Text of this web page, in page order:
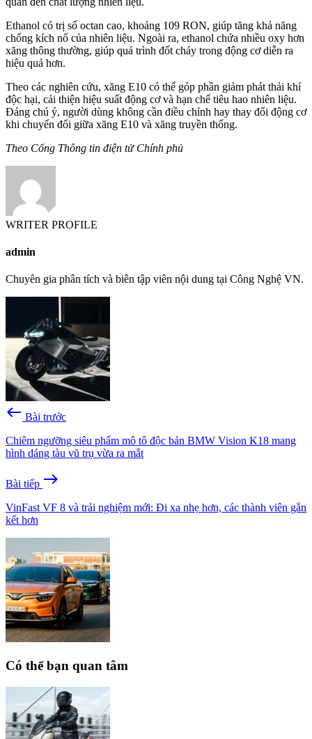
Ethanol có trị số octan cao, khoảng 109 RON, giúp tăng khả năng
chống kích nổ của nhiên liệu. Ngoài ra, ethanol chứa nhiều oxy hơn
xăng thông thường, giúp quá trình đốt cháy trong động cơ diễn ra
hiệu quả hơn.
Theo các nghiên cứu, xăng E10 có thể góp phần giảm phát thải khí
độc hại, cải thiện hiệu suất động cơ và hạn chế tiêu hao nhiên liệu.
Đáng chú ý, người dùng không cần điều chỉnh hay thay đổi động cơ
khi chuyển đổi giữa xăng E10 và xăng truyền thống.
Theo Cổng Thông tin điện tử Chính phủ
WRITER PROFILE
admin
Chuyên gia phân tích và biên tập viên nội dung tại Công Nghệ VN.
west Bài trước
Chiêm ngưỡng siêu phẩm mô tô độc bản BMW Vision K18 mang
hình dáng tàu vũ trụ vừa ra mắt
Bài tiếp east
VinFast VF 8 và trải nghiệm mới: Đi xa nhẹ hơn, các thành viên gắn
kết hơn
Có thể bạn quan tâm